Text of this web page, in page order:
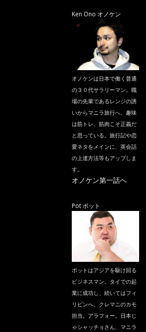
Ken Ono オノケン
オノケンは日本で働く普通
の３０代サラリーマン。職
場の先輩であるレンジの誘
いからマニラ旅行へ。趣味
は筋トレ、筋肉こそ正義だ
と思っている。旅行記や恋
愛ネタをメインに、英会話
の上達方法等もアップしま
す。
オノケン第一話へ
Pot ポット
ポットはアジアを駆け回る
ビジネスマン。タイでの起
業に成功し、続いてはフィ
リピンへ。クレマニのカモ
担当。アラフォー。日本じ
ゃシャッチョさん、マニラ